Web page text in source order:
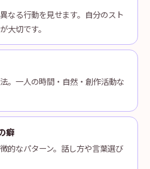
なる行動を見せます。自分のスト
大切です。
。一人の時間・自然・創作活動な
癖
的なパターン。話し方や言葉選び